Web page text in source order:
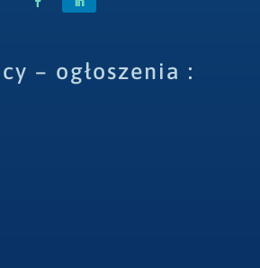
– ogłoszenia :